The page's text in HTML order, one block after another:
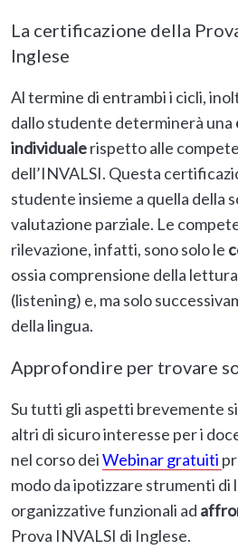
La certificazione della
Inglese
Al termine di entrambi i cicli,
dallo studente determinerà una
individualerispetto alle
dell’INVALSI. Questa
studente insieme a quella della
valutazione parziale. Le
rilevazione, infatti, sono solo le
ossia comprensione della
(listening) e, ma solo
della lingua.
Approfondire per trovare
Su tutti gli aspetti brevemente
altri di sicuro interesse per i
nel corso deiWebinar gratuiti
modo da ipotizzare strumenti di
organizzative funzionali ad
Prova INVALSI di Inglese.